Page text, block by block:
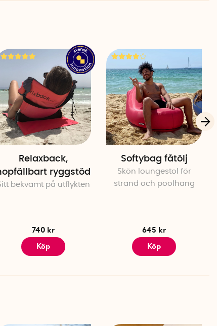
och ca 10,5 cm i diamater
(tillverkat av återvunnen plast), Memory Foam
30 grader
Relaxback,
ryggstöd
bekvämt på utflykten
740 kr
Köp
Softybag fåtölj
Skön loungestol för
strand och poolhäng
645 kr
Köp